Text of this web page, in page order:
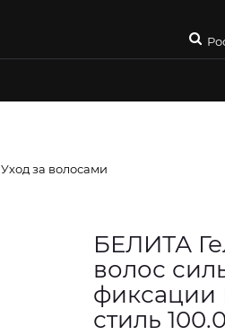
Уход за волосами
БЕЛИТА
волос
фиксации
стиль 100.0